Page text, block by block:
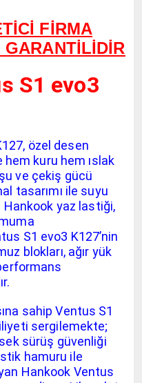
FİRMA
S1 evo3
özel desen
hem kuru hem ıslak
ve çekiş gücü
tasarımı ile suyu
Hankook yaz lastiği,
S1 evo3 K127’nin
blokları, ağır yük
sahip Ventus S1
sergilemekte;
sürüş güvenliği
hamuru ile
Hankook Ventus